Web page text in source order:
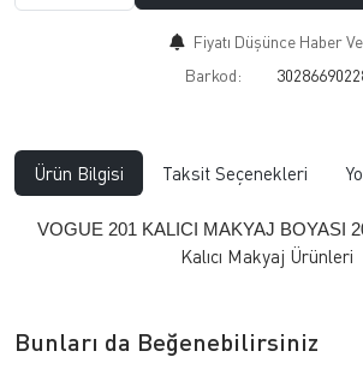
Fiyatı Düşünce Haber
Barkod:
Ürün Bilgisi Taksit Seçenekleri
VOGUE 201 KALICI MAKYAJ BOYASI
Kalıcı Makyaj Ürünleri
Bunları da Beğenebilirsiniz